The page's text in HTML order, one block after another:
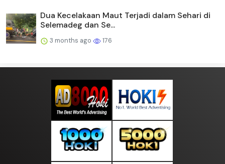
Dua Kecelakaan Maut Terjadi dalam Sehari di
Selemadeg dan Se...
3 months ago 176